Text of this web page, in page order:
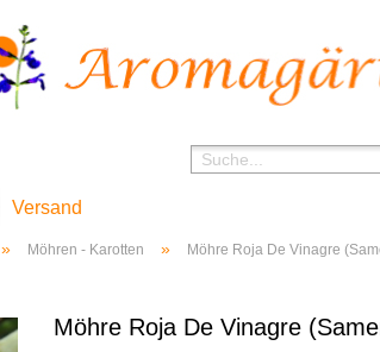
Versand
» Möhren - Karotten » Möhre Roja De Vinagre
Möhre Roja De Vinagre